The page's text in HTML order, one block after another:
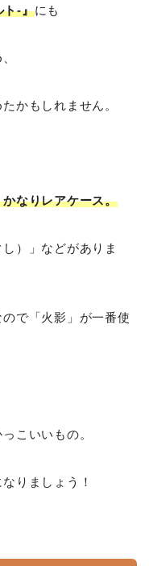
ト-』にも
かもしれません。
なりレアケース。
）」などがありま
で「火影」が一番使
こいいもの。
りましょう！